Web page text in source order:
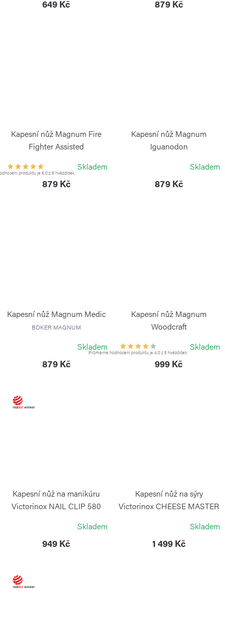
649 Kč 879 Kč
Kapesní nůž Magnum Fire
Fighter Assisted
produktu je 5,0 z 5 hvězdiček.
Skladem
879 Kč
Kapesní nůž Magnum
Iguanodon
Skladem
879 Kč
Kapesní nůž Magnum Medic
BÖKER MAGNUM
Skladem
879 Kč
Kapesní nůž Magnum
Woodcraft
Průměrné hodnocení produktu je 4,0 z 5 hvězdiček.
Skladem
999 Kč
Kapesní nůž na manikúru
Victorinox NAIL CLIP 580
Skladem
949 Kč
Kapesní nůž na sýry
Victorinox CHEESE MASTER
Skladem
1 499 Kč